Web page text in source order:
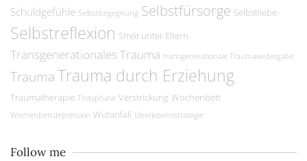
Schuldgefühle Selbstbegegnung Selbstfürsorge Selbstliebe
Selbstreflexion Streit unter Eltern
Transgenerationales Trauma transgenerationale Traumaweitergabe
TraumaTrauma durch Erziehung
Traumatherapie Trotzphase Verstrickung Wochenbett
Wochenbettdepression Wutanfall Überlebensstrategie
Follow me